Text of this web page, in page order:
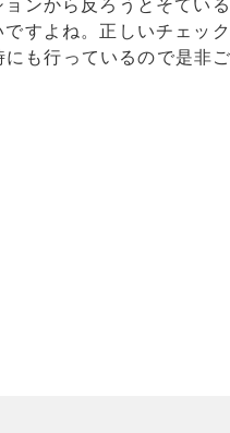
すよね。正しいチェック
にも行っているので是非